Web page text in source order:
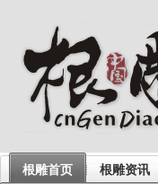
根雕首页 根雕资讯